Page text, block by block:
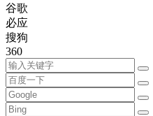
谷歌
必应
搜狗
360